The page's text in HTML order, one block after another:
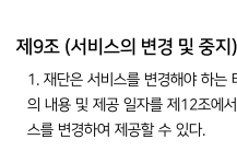
제9조 (서비스의 변경 및 중지)
1. 재단은 서비스를 변경해야 하는
의 내용 및 제공 일자를 제12조에
스를 변경하여 제공할 수 있다.